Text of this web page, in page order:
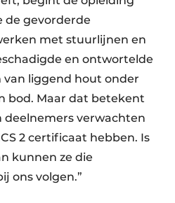
de gevorderde
met stuurlijnen en
en ontwortelde
van liggend hout onder
bod. Maar dat betekent
verwachten
2 certificaat hebben. Is
kunnen ze die
ons volgen.”